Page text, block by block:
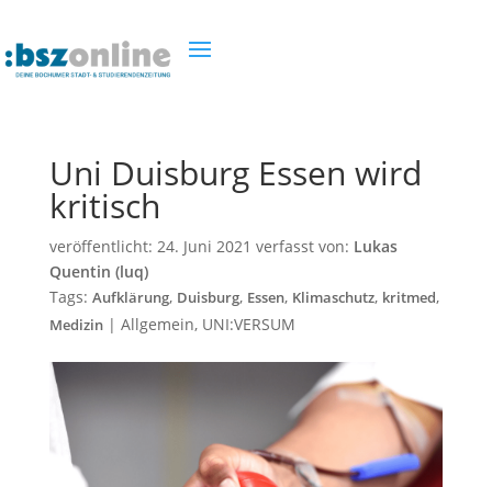
Uni Duisburg Essen wird
kritisch
veröffentlicht: 24. Juni 2021 verfasst von: Lukas
Quentin (luq)
Tags: Aufklärung, Duisburg, Essen, Klimaschutz, kritmed,
Medizin| Allgemein, UNI:VERSUM